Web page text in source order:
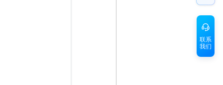
联系
我们